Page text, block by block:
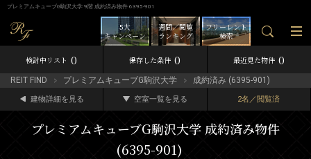
プレミアムキューブG駒沢大学 9階 成約済み物件 6395-901
フリーレント
検索
週間／閲覧
ランキング
5大
キャンペーン
検討中リスト 0 保存した条件 0 最近見た物件 0
REIT FIND プレミアムキューブG駒沢大学 成約済み (6395-901)
建物詳細を見る 空室一覧を見る 2名／閲覧済
プレミアムキューブG駒沢大学 成約済み物件
(6395-901)